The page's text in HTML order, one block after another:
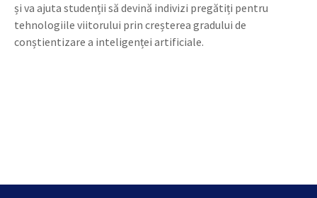
și va ajuta studenții să devină indivizi pregătiți pentru
tehnologiile viitorului prin creșterea gradului de
conștientizare a inteligenței artificiale.